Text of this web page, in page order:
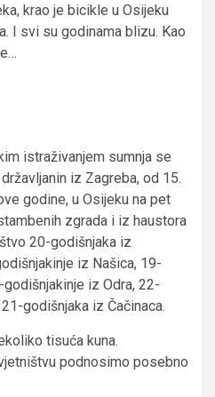
krao je bicikle u Osijeku
I svi su godinama blizu. Kao
istraživanjem sumnja se
iz Zagreba, od 15.
godine, u Osijeku na pet
zgrada i iz haustora
20-godišnjaka iz
iz Našica, 19-
iz Odra, 22-
godišnjaka iz Čačinaca.
tisuća kuna.
podnosimo posebno